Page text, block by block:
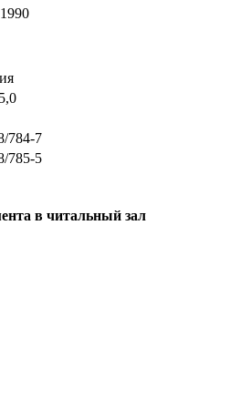
784-7
785-5
в читальный зал